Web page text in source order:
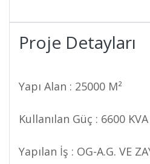
Proje Detayları
Yapı Alan : 25000 M²
Kullanılan Güç : 6600 KVA
Yapılan İş : OG-A.G. VE